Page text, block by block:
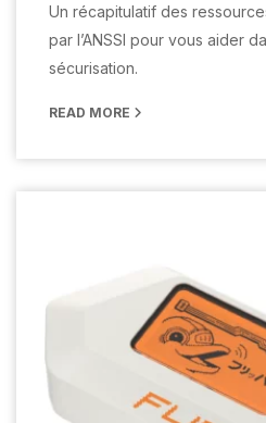
Un récapitulatif des
par l’ANSSI pour vous aider
sécurisation.
READ MORE